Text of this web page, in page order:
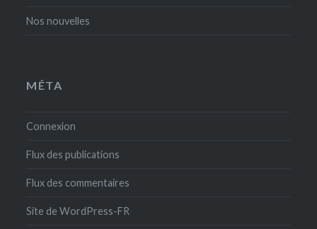
Nos nouvelles
MÉTA
Connexion
Flux des publications
Flux des commentaires
Site de WordPress-FR